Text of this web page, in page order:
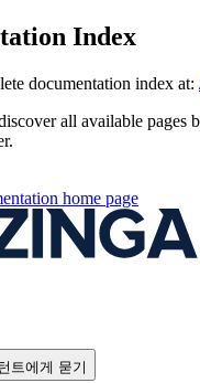
Index
documentation index at:
all available pages
home page
트에게 묻기